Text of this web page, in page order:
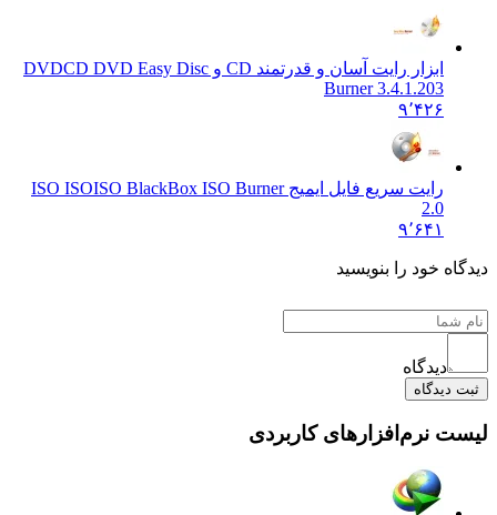
ابزار رایت آسان و قدرتمند CD و DVD
CD DVD Easy Disc
Burner 3.4.1.203
۹٬۴۲۶
رایت سریع فایل ایمیج ISO ISO ISO BlackBox ISO Burner
۹٬۶۴۱
خود را بنویسید
دیدگاه
نرم‌افزارهای کاربردی